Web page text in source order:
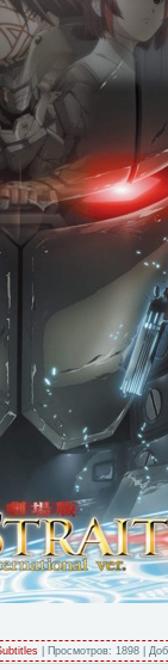
| Просмотров: 1898 |